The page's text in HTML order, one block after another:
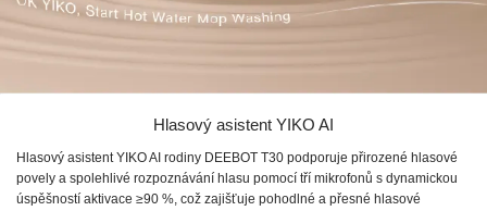
Hlasový asistent YIKO AI
Hlasový asistent YIKO AI rodiny DEEBOT T30 podporuje přirozené hlasové
povely a spolehlivé rozpoznávání hlasu pomocí tří mikrofonů s dynamickou
úspěšností aktivace ≥90 %, což zajišťuje pohodlné a přesné hlasové